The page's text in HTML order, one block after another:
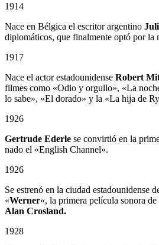
1914
Nace en Bélgica el escritor argentino
diplomáticos, que finalmente optó por la
1917
Nace el actor estadounidense Robert
filmes como «Odio y orgullo», «La
lo sabe», «El dorado» y la «La hija de
1926
Gertrude Ederle se convirtió en la
nado el «English Channel».
1926
Se estrenó en la ciudad estadounidense
«Werner«, la primera película sonora
Alan Crosland.
1928